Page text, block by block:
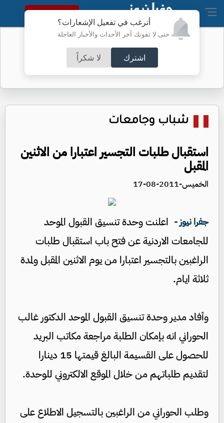
أترغب في تفعيل الإشعارات؟
حتى لا تفوتك آخر الأحداث والأخبار العاجلة
اشترك لا شكراً
النسخة الكاملة
داخله جثة
شباب وجامعات
استقبال طلبات التجسير اعتبارا من الاثنين
المقبل
الخميس-2011-08-17
جفرا نيوز - اعلنت وحدة تنسيق القبول الموحد
للجامعات الاردنية عن فتح باب استقبال طلبات
الراغبين بالتجسير اعتبارا من يوم الاثنين المقبل ولمدة
ثلاثة ايام.
وأفاد مدير وحدة تنسيق القبول الموحد الدكتور غالب
الحوراني انه بإمكان الطلبة مراجعة مكاتب البريد
للحصول على القسيمة البالغ قيمتها 15 دينارا
لتقديم طلباتهم من خلال الموقع الالكتروني للوحدة.
وطلب الحوراني من الراغبين بالتسجيل الاطلاع على